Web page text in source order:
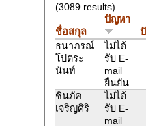
(3089 results)
ชื่อสกุล
ปัญหา
ธนาภรณ์
โปตระ
นันท์
ไม่ได้
รับ E-
mail
ยืนยัน
ชินภัค
เจริญศิริ
ไม่ได้
รับ E-
mail